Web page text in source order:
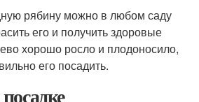
рябину можно в любом саду
его и получить здоровые
хорошо росло и плодоносило,
его посадить.